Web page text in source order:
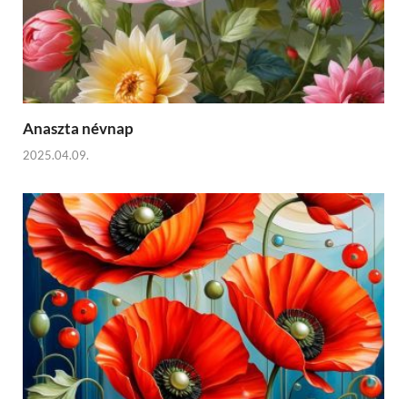
Anaszta névnap
2025.04.09.